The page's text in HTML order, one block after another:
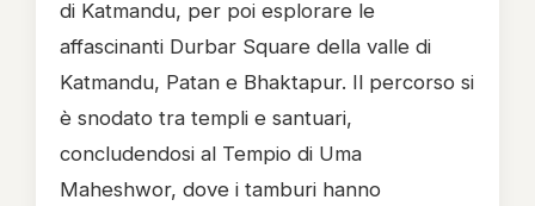
di Katmandu, per poi esplorare le
affascinanti Durbar Square della valle di
Katmandu, Patan e Bhaktapur. Il percorso si
è snodato tra templi e santuari,
concludendosi al Tempio di Uma
Maheshwor, dove i tamburi hanno